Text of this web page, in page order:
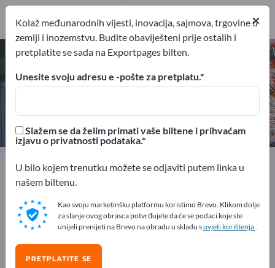
Tihi kompresori – pronađite
proizvođače i dobavljače
2
Exportpages
Strojevi i oprema
Hidraulika + pneumatika
Kompresori
Besplatno oglašavajte na
Exportpages!
Potražnja – Ponude – Polovni proizvodi – Poslovni
×
Kolaž međunarodnih vijesti, inovacija, sajmova, trgovine u
zemlji i inozemstvu. Budite obaviješteni prije ostalih i
pretplatite se sada na Exportpages bilten.
Unesite svoju adresu e -pošte za pretplatu.
Slažem se da želim primati vaše biltene i prihvaćam
izjavu o privatnosti podataka.
U bilo kojem trenutku možete se odjaviti putem linka u
našem biltenu.
Kao svoju marketinšku platformu koristimo Brevo. Klikom dolje
za slanje ovog obrasca potvrđujete da će se podaci koje ste
unijeli prenijeti na Brevo na obradu u skladu suvjeti korištenja.
PRETPLATITE SE